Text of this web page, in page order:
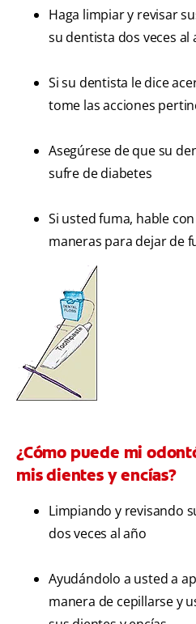
Haga limpiar y revisar
su dentista dos veces al
Si su dentista le dice
tome las acciones
Asegúrese de que su
sufre de diabetes
Si usted fuma, hable
maneras para dejar de
¿Cómo puede mi
mis dientes y encías?
Limpiando y revisando
dos veces al año
Ayudándolo a usted a
manera de cepillarse y